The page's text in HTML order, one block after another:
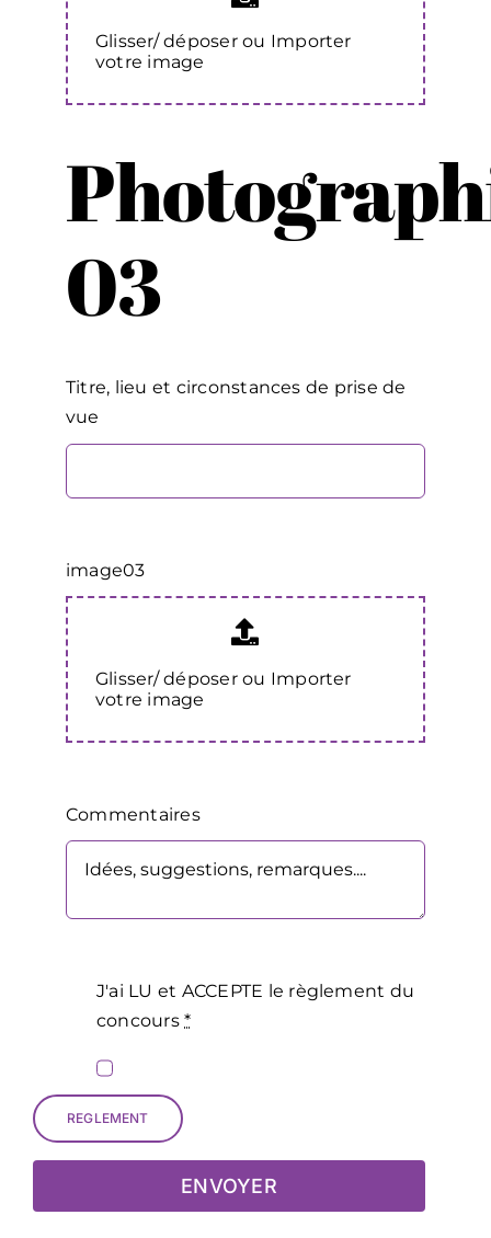
Glisser/ déposer ou Importer
votre image
03
Titre, lieu et circonstances de prise de
vue
image03
Glisser/ déposer ou Importer
votre image
Commentaires
J'ai LU et ACCEPTE le règlement du
concours*
REGLEMENT
ENVOYER